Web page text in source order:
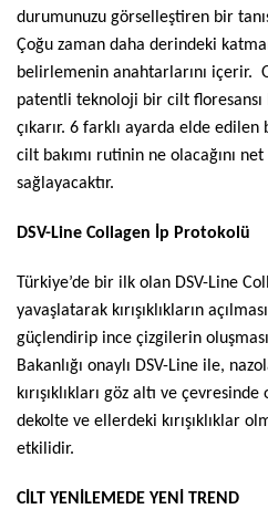
durumunuzu görselleştiren bir
Çoğu zaman daha derindeki
belirlemenin anahtarlarını içerir.
patentli teknoloji bir cilt floresansı
çıkarır. 6 farklı ayarda elde
cilt bakımı rutinin ne olacağını
sağlayacaktır.
DSV-Line Collagen İp Protokolü
Türkiye’de bir ilk olan DSV-Line
yavaşlatarak kırışıklıkların
güçlendirip ince çizgilerin
Bakanlığı onaylı DSV-Line ile,
kırışıklıkları göz altı ve çevresinde
dekolte ve ellerdeki kırışıklıklar
etkilidir.
CİLT YENİLEMEDE YENİ TREND